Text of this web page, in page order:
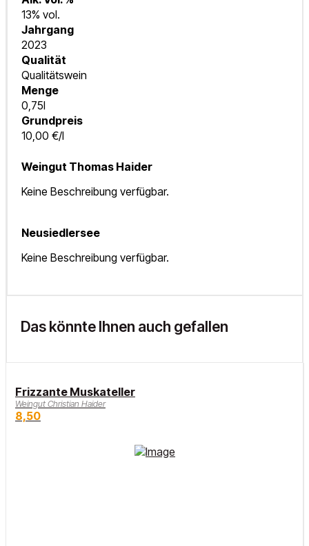
13% vol.
Jahrgang
2023
Qualität
Qualitätswein
Menge
0,75l
Grundpreis
10,00 €/l
Weingut Thomas Haider
Keine Beschreibung verfügbar.
Neusiedlersee
Keine Beschreibung verfügbar.
Das könnte Ihnen auch gefallen
Frizzante Muskateller
Weingut Christian Haider
8,50